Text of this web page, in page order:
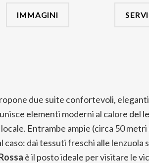
IMMAGINI
due suite confortevoli,
elementi moderni al calore del
Entrambe ampie (circa 50 metri
caso: dai tessuti freschi alle lenzuola
è il posto ideale per visitare le